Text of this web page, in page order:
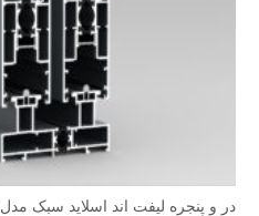
در و پنجره لیفت اند اسلاید سبک مدل TH LIFT 94 [121018-121001]